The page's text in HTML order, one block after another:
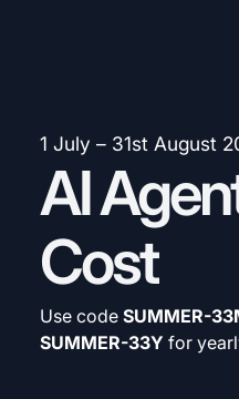
1 July – 31st August
AI
Cost
Use code SUMMER-
SUMMER-33Y for